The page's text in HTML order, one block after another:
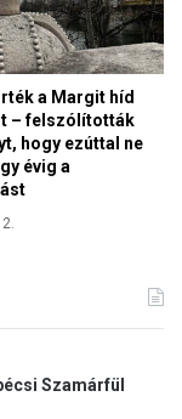
a Margit híd
– felszólították
hogy ezúttal ne
évig a
Szamárfül